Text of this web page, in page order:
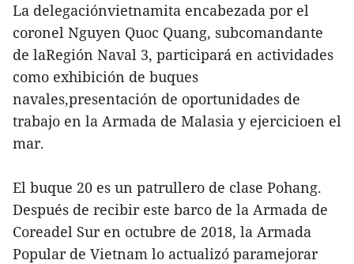
La delegaciónvietnamita encabezada por el
coronel Nguyen Quoc Quang, subcomandante
de laRegión Naval 3, participará en actividades
como exhibición de buques
navales,presentación de oportunidades de
trabajo en la Armada de Malasia y ejercicioen el
mar.
El buque 20 es un patrullero de clase Pohang.
Después de recibir este barco de la Armada de
Coreadel Sur en octubre de 2018, la Armada
Popular de Vietnam lo actualizó paramejorar